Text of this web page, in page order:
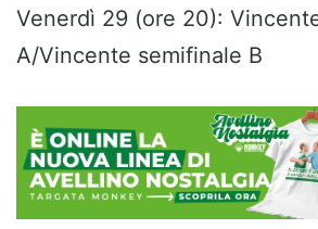
Venerdì 29 (ore 20):
A/Vincente semifinale B